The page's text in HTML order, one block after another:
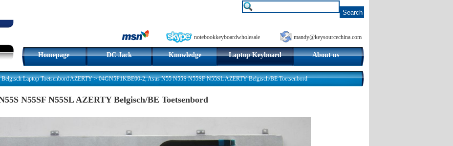
notebookkeyboardwholesale mandy@keysourcechina.com
Homepage DC Jack Knowledge Laptop Keyboard About us
Belgisch Laptop Toetsenbord AZERTY>04GN5F1KBE00-2, Asus N55 N55S N55SF N55SL AZERTY Belgisch/BE Toetsenbord
N55SF N55SL AZERTY Belgisch/BE Toetsenbord